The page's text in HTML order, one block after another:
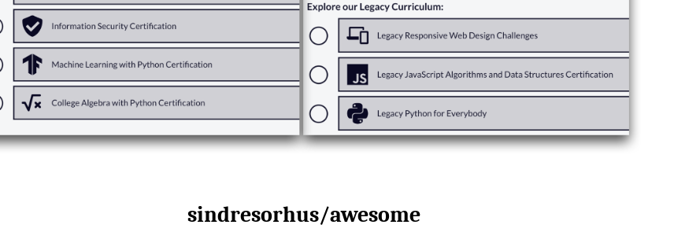
sindresorhus/awesome